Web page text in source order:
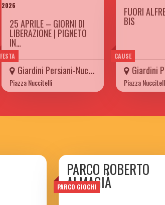
FESTA
2026
25 APRILE – GIORNI DI
LIBERAZIONE | PIGNETO
IN…
Giardini Persiani-Nuccitelli
Piazza Nuccitelli
CAUSE
FUORI
BIS
Giardini
Piazza
PARCO GIOCHI
PARCO ROBERTO
ALMAGIÀ